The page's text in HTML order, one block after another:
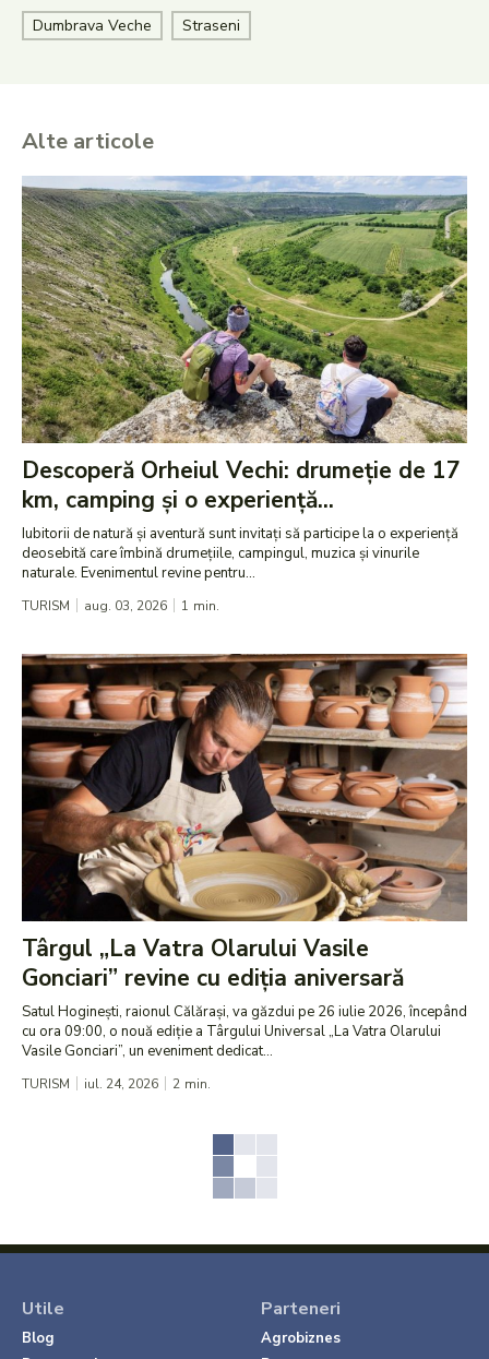
Dumbrava Veche Straseni
Alte articole
Descoperă Orheiul Vechi: drumeție de 17
km, camping și o experiență...
Iubitorii de natură și aventură sunt invitați să participe la o experiență
deosebită care îmbină drumețiile, campingul, muzica și vinurile
naturale. Evenimentul revine pentru...
TURISM aug. 03, 2026 1 min.
Târgul „La Vatra Olarului Vasile
Gonciari” revine cu ediția aniversară
Satul Hoginești, raionul Călărași, va găzdui pe 26 iulie 2026, începând
cu ora 09:00, o nouă ediție a Târgului Universal „La Vatra Olarului
Vasile Gonciari”, un eveniment dedicat...
TURISM iul. 24, 2026 2 min.
Utile
Blog
Parteneri
Agrobiznes